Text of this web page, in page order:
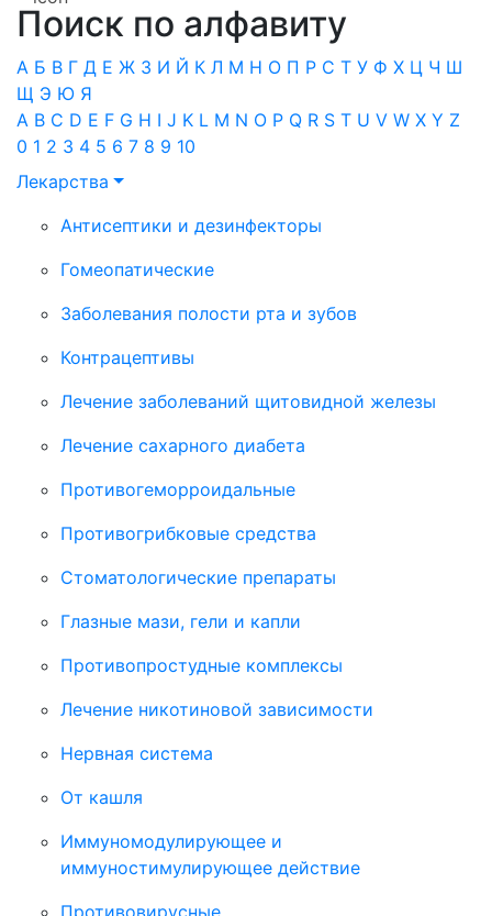
Поиск по алфавиту
А Б В Г Д Е Ж З И Й К Л М Н О П Р С Т У Ф Х Ц Ч Ш
Щ Э Ю Я
A B C D E F G H I J K L M N O P Q R S T U V W X Y Z
0 1 2 3 4 5 6 7 8 9 10
Лекарства
Антисептики и дезинфекторы
Гомеопатические
Заболевания полости рта и зубов
Контрацептивы
Лечение заболеваний щитовидной железы
Лечение сахарного диабета
Противогеморроидальные
Противогрибковые средства
Стоматологические препараты
Глазные мази, гели и капли
Противопростудные комплексы
Лечение никотиновой зависимости
Нервная система
От кашля
Иммуномодулирующее и
иммуностимулирующее действие
Противовирусные